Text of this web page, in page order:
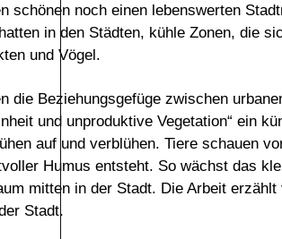
schönen noch einen lebenswerten
in den Städten, kühle Zonen, die
und Vögel.
die Beziehungsgefüge zwischen
und unproduktive Vegetation“ ein
auf und verblühen. Tiere schauen
Humus entsteht. So wächst das
mitten in der Stadt. Die Arbeit
Stadt.